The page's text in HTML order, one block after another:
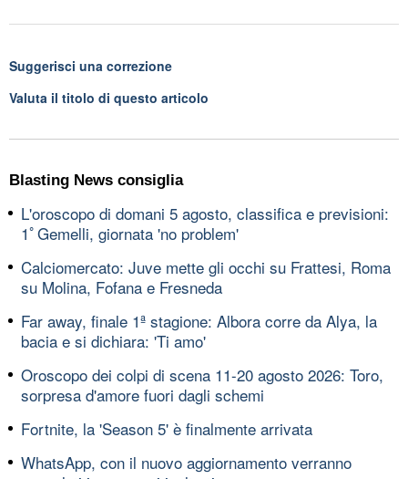
Suggerisci una correzione
Valuta il titolo di questo articolo
Blasting News consiglia
L'oroscopo di domani 5 agosto, classifica e previsioni:
1ﾟGemelli, giornata 'no problem'
Calciomercato: Juve mette gli occhi su Frattesi, Roma
su Molina, Fofana e Fresneda
Far away, finale 1ª stagione: Albora corre da Alya, la
bacia e si dichiara: 'Ti amo'
Oroscopo dei colpi di scena 11-20 agosto 2026: Toro,
sorpresa d'amore fuori dagli schemi
Fortnite, la 'Season 5' è finalmente arrivata
WhatsApp, con il nuovo aggiornamento verranno